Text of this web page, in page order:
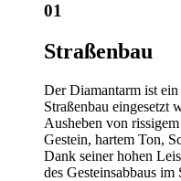
01
Straßenbau
Der Diamantarm ist
Straßenbau eingesetzt
Ausheben von
Gestein, hartem Ton,
Dank seiner hohen
des Gesteinsabbaus